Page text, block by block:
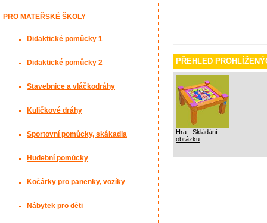
PŘEHLED
Hra - Skládání
obrázku
PRO MATEŘSKÉ ŠKOLY
Didaktické pomůcky 1
Didaktické pomůcky 2
Stavebnice a vláčkodráhy
Kuličkové dráhy
Sportovní pomůcky, skákadla
Hudební pomůcky
Kočárky pro panenky, vozíky
Nábytek pro děti